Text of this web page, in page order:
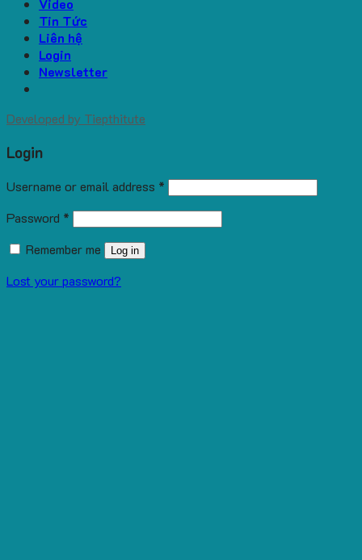
Video
Tin Tức
Liên hệ
Login
Newsletter
Developed by Tiepthitute
Login
Username or email address *
Password *
Remember me
Log in
Lost your password?